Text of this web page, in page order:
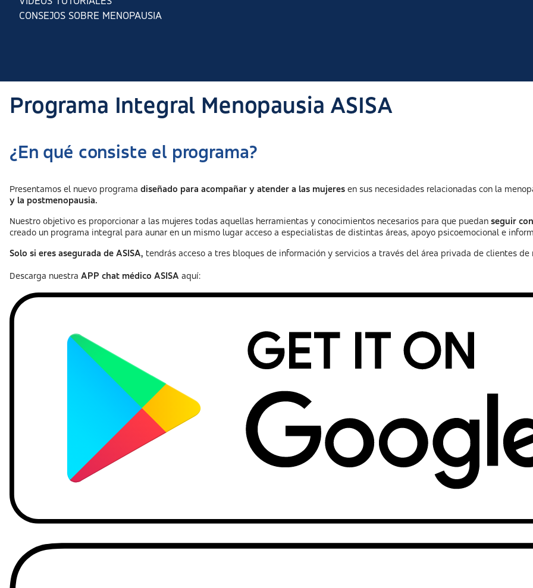
CONSEJOS SOBRE MENOPAUSIA
Programa Integral Menopausia ASISA
¿En qué consiste el programa?
Presentamos el nuevo programa diseñado para acompañar y atender a las mujeres en sus necesidades relacionadas con la
y la postmenopausia.
Nuestro objetivo es proporcionar a las mujeres todas aquellas herramientas y conocimientos necesarios para que puedan seguir
creado un programa integral para aunar en un mismo lugar acceso a especialistas de distintas áreas, apoyo psicoemocional e
Solo si eres asegurada de ASISA, tendrás acceso a tres bloques de información y servicios a través del área privada de clientes de
Descarga nuestra APP chat médico ASISA aquí: